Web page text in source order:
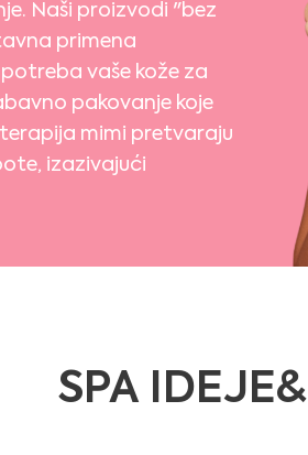
Naši proizvodi "bez
primena
vaše kože za
pakovanje koje
mimi pretvaraju
izazivajući
SPA